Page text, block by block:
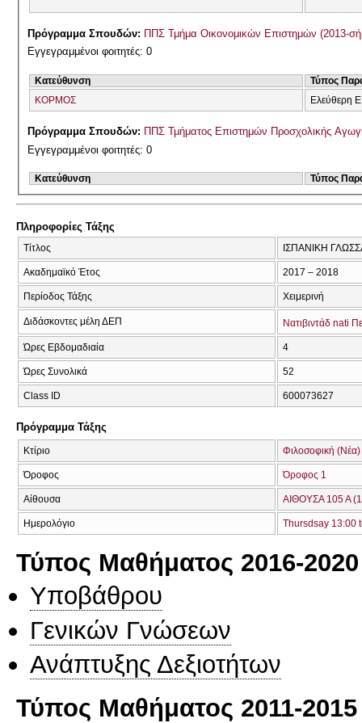
Πρόγραμμα Σπουδών: ΠΠΣ Τμήμα Οικονομικών Επιστημών (2013-
Εγγεγραμμένοι φοιτητές: 0
Κατεύθυνση
Τύπος
ΚΟΡΜΟΣ
Ελεύθερη
Πρόγραμμα Σπουδών: ΠΠΣ Τμήματος Επιστημών Προσχολικής
Εγγεγραμμένοι φοιτητές: 0
Κατεύθυνση Τύπος
Πληροφορίες Τάξης
Τίτλος ΙΣΠΑΝΙΚΗ
Ακαδημαϊκό Έτος 2017 – 2018
Περίοδος Τάξης Χειμερινή
Διδάσκοντες μέλη ΔΕΠ Νατιβιντάδ nati
Ώρες Εβδομαδιαία 4
Ώρες Συνολικά 52
Class ID 600073627
Πρόγραμμα Τάξης
Κτίριο Φιλοσοφική (Νέα)
Όροφος Όροφος 1
Αίθουσα ΑΙΘΟΥΣΑ 105 Α
Ημερολόγιο Thursdsay 13:00
Τύπος Μαθήματος 2016-2020
Υποβάθρου
Γενικών Γνώσεων
Ανάπτυξης Δεξιοτήτων
Τύπος Μαθήματος 2011-2015